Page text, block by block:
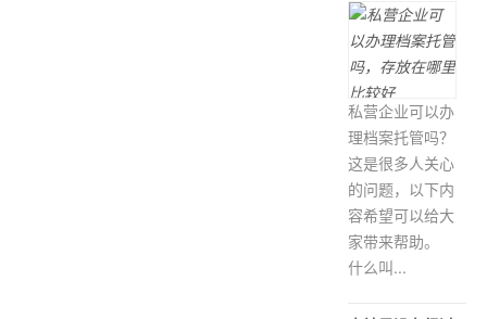
私营企业可以办
理档案托管吗？
这是很多人关心
的问题，以下内
容希望可以给大
家带来帮助。
什么叫...